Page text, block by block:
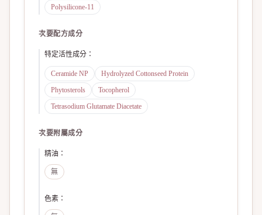
Polysilicone-11
次要配方成分
特定活性成分 ：
Ceramide NP
Hydrolyzed Cottonseed Protein
Phytosterols
Tocopherol
Tetrasodium Glutamate Diacetate
次要附屬成分
精油 ：
無
色素 ：